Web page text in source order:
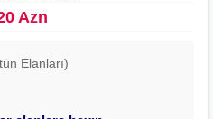
Azn
Elanları)